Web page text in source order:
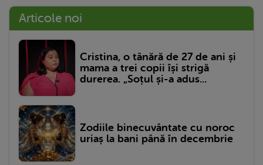
Articole noi
Cristina, o tânără de 27 de ani și
mama a trei copii își strigă
durerea. „Soțul și-a adus...
Zodiile binecuvântate cu noroc
uriaș la bani până în decembrie